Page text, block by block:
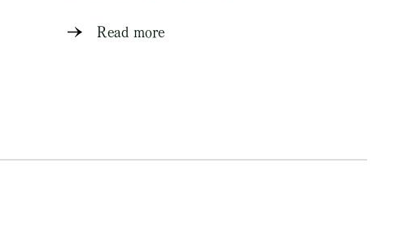
Read more